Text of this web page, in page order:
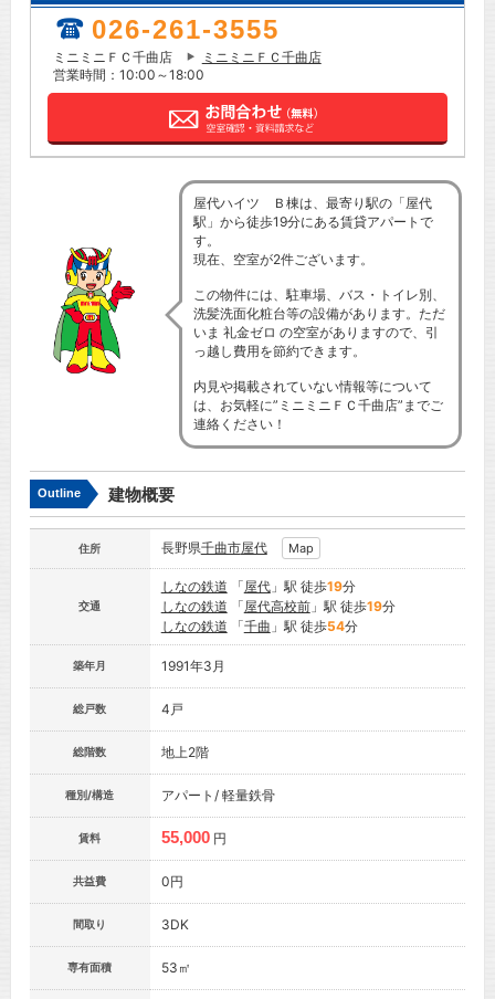
026-261-3555
ミニミニＦＣ千曲店
ミニミニＦＣ千曲店
営業時間：10:00～18:00
屋代ハイツ Ｂ棟は、最寄り駅の「屋代
駅」から徒歩19分にある賃貸アパートで
す。
現在、空室が2件ございます。
この物件には、駐車場、バス・トイレ別、
洗髪洗面化粧台等の設備があります。ただ
いま 礼金ゼロ の空室がありますので、引
っ越し費用を節約できます。
内見や掲載されていない情報等について
は、お気軽に”ミニミニＦＣ千曲店”までご
連絡ください！
Outline 建物概要
住所 長野県千曲市屋代 Map
交通
しなの鉄道 「屋代」駅 徒歩19分
しなの鉄道 「屋代高校前」駅 徒歩19分
しなの鉄道 「千曲 」駅 徒歩54分
築年月 1991年3月
総戸数 4戸
総階数 地上2階
種別/構造 アパート/ 軽量鉄骨
賃料 55,000 円
共益費 0円
間取り 3DK
専有面積 53㎡